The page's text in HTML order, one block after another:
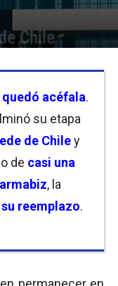
Chile
acéfala.
su etapa
de Chiley
de casi una
, la
reemplazo.